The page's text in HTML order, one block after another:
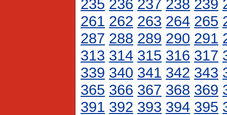
235 236 237 238 239
261 262 263 264 265
287 288 289 290 291
313 314 315 316 317
339 340 341 342 343
365 366 367 368 369
391 392 393 394 395